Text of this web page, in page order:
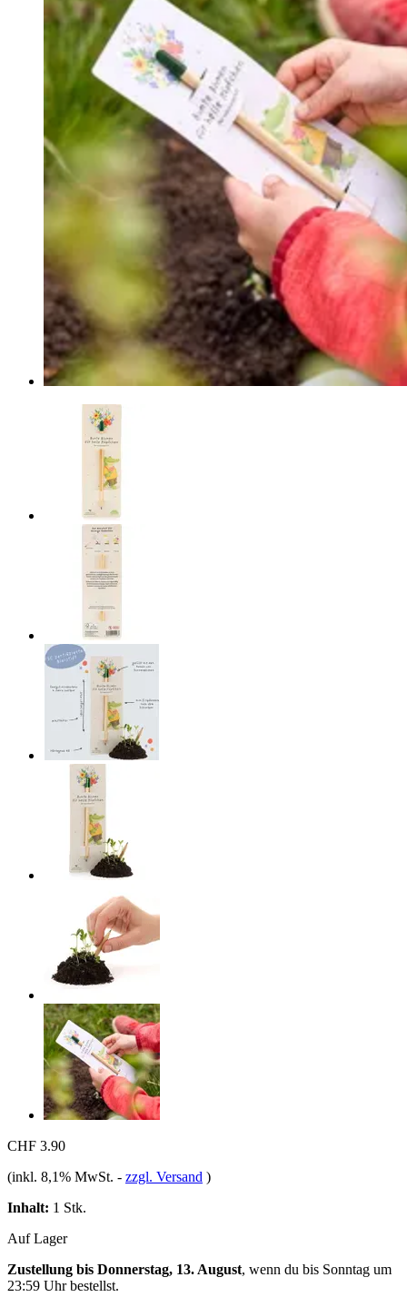
CHF 3.90
(inkl. 8,1% MwSt. - zzgl. Versand )
Inhalt: 1 Stk.
Auf Lager
Zustellung bis Donnerstag, 13. August, wenn du bis Sonntag um
23:59 Uhrbestellst.